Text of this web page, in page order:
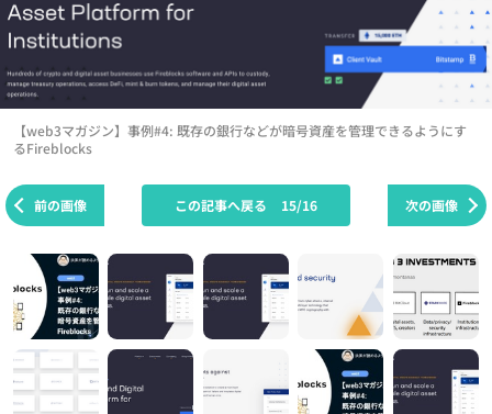
【web3マガジン】事例#4: 既存の銀行などが暗号資産を管理できるようにす
るFireblocks
前の画像 次の画像
この記事へ戻る 15/16